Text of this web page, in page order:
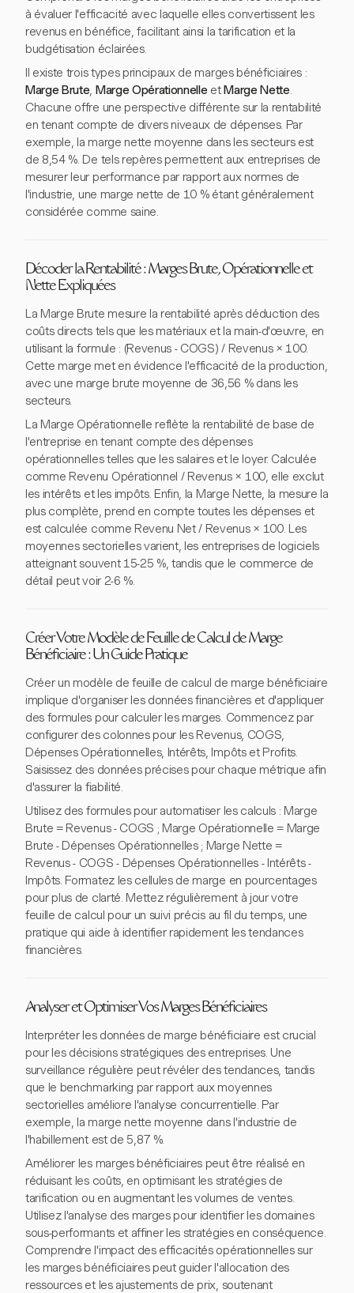
à évaluer l'efficacité avec laquelle elles convertissent les
revenus en bénéfice, facilitant ainsi la tarification et la
budgétisation éclairées.
Il existe trois types principaux de marges bénéficiaires :
Marge Brute, Marge OpérationnelleetMarge Nette.
Chacune offre une perspective différente sur la rentabilité
en tenant compte de divers niveaux de dépenses. Par
exemple, la marge nette moyenne dans les secteurs est
de 8,54 %. De tels repères permettent aux entreprises de
mesurer leur performance par rapport aux normes de
l'industrie, une marge nette de 10 % étant généralement
considérée comme saine.
Décoder la Rentabilité : Marges Brute, Opérationnelle et
Nette Expliquées
La Marge Brute mesure la rentabilité après déduction des
coûts directs tels que les matériaux et la main-d'œuvre, en
utilisant la formule : (Revenus - COGS) / Revenus × 100.
Cette marge met en évidence l'efficacité de la production,
avec une marge brute moyenne de 36,56 % dans les
secteurs.
La Marge Opérationnelle reflète la rentabilité de base de
l'entreprise en tenant compte des dépenses
opérationnelles telles que les salaires et le loyer. Calculée
comme Revenu Opérationnel / Revenus × 100, elle exclut
les intérêts et les impôts. Enfin, la Marge Nette, la mesure la
plus complète, prend en compte toutes les dépenses et
est calculée comme Revenu Net / Revenus × 100. Les
moyennes sectorielles varient, les entreprises de logiciels
atteignant souvent 15-25 %, tandis que le commerce de
détail peut voir 2-6 %.
Créer Votre Modèle de Feuille de Calcul de Marge
Bénéficiaire : Un Guide Pratique
Créer un modèle de feuille de calcul de marge bénéficiaire
implique d'organiser les données financières et d'appliquer
des formules pour calculer les marges. Commencez par
configurer des colonnes pour les Revenus, COGS,
Dépenses Opérationnelles, Intérêts, Impôts et Profits.
Saisissez des données précises pour chaque métrique afin
d'assurer la fiabilité.
Utilisez des formules pour automatiser les calculs : Marge
Brute = Revenus - COGS ; Marge Opérationnelle = Marge
Brute - Dépenses Opérationnelles ; Marge Nette =
Revenus - COGS - Dépenses Opérationnelles - Intérêts -
Impôts. Formatez les cellules de marge en pourcentages
pour plus de clarté. Mettez régulièrement à jour votre
feuille de calcul pour un suivi précis au fil du temps, une
pratique qui aide à identifier rapidement les tendances
financières.
Analyser et Optimiser Vos Marges Bénéficiaires
Interpréter les données de marge bénéficiaire est crucial
pour les décisions stratégiques des entreprises. Une
surveillance régulière peut révéler des tendances, tandis
que le benchmarking par rapport aux moyennes
sectorielles améliore l'analyse concurrentielle. Par
exemple, la marge nette moyenne dans l'industrie de
l'habillement est de 5,87 %.
Améliorer les marges bénéficiaires peut être réalisé en
réduisant les coûts, en optimisant les stratégies de
tarification ou en augmentant les volumes de ventes.
Utilisez l'analyse des marges pour identifier les domaines
sous-performants et affiner les stratégies en conséquence.
Comprendre l'impact des efficacités opérationnelles sur
les marges bénéficiaires peut guider l'allocation des
ressources et les ajustements de prix, soutenant